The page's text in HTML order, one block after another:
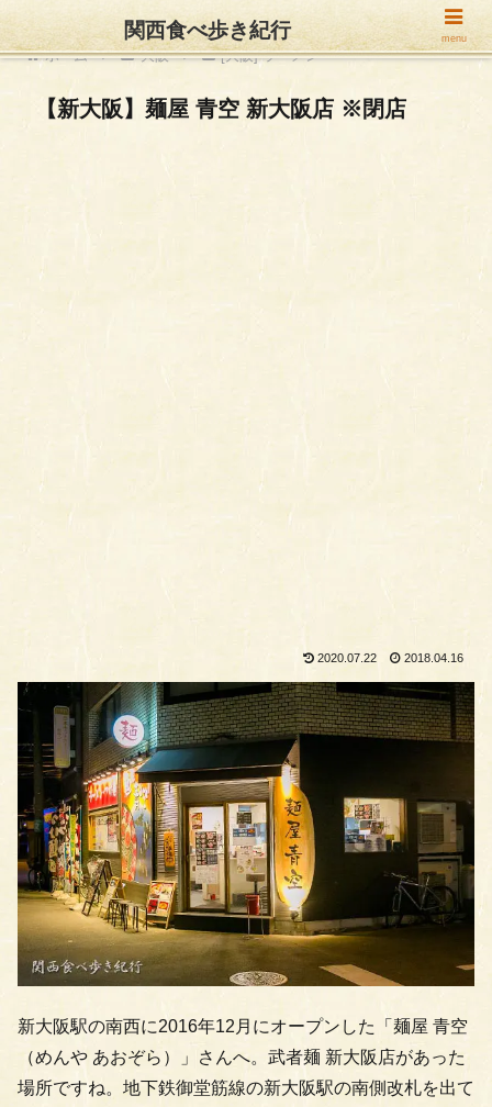
ホーム 大阪 [大阪] ラーメン
【新大阪】麺屋 青空 新大阪店 ※閉店
2020.07.22 2018.04.16
新大阪駅の南西に2016年12月にオープンした「麺屋 青空
（めんや あおぞら）」さんへ。武者麺 新大阪店があった
場所ですね。地下鉄御堂筋線の新大阪駅の南側改札を出て
関西食べ歩き紀行 menu